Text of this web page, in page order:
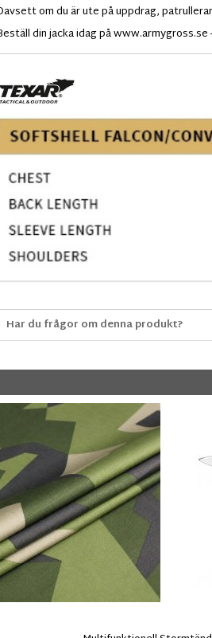
om du är ute på uppdrag,
din jacka idag på
Har du frågor om denna produkt?